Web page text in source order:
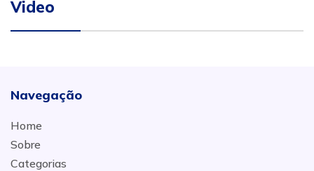
Video
Navegação
Home
Sobre
Categorias